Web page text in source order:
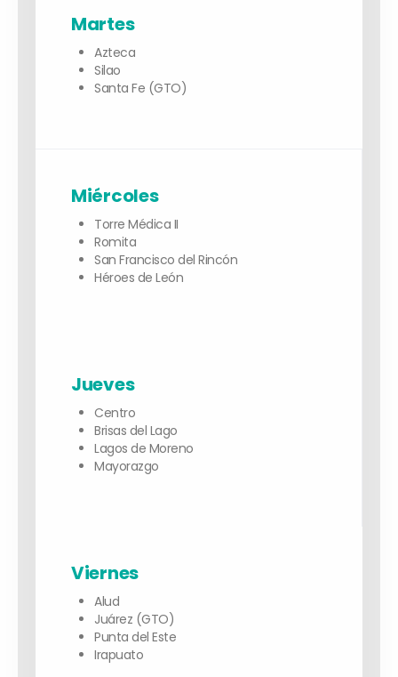
Martes
Azteca
Silao
Santa Fe (GTO)
Miércoles
Torre Médica II
Romita
San Francisco del Rincón
Héroes de León
Jueves
Centro
Brisas del Lago
Lagos de Moreno
Mayorazgo
Viernes
Alud
Juárez (GTO)
Punta del Este
Irapuato